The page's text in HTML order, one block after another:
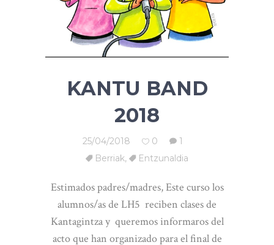
KANTU BAND
2018
25/04/2018 0
1
Berriak, Entzunaldia
Estimados padres/madres, Este curso los
alumnos/as de LH5 reciben clases de
Kantagintza y queremos informaros del
acto que han organizado para el final de